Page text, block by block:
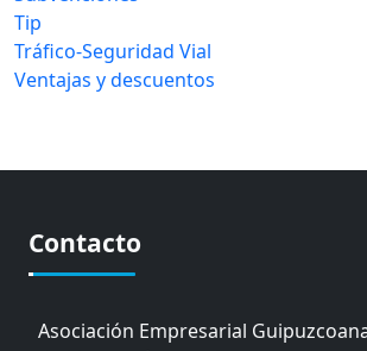
Tip
Tráfico-Seguridad Vial
Ventajas y descuentos
Contacto
Asociación Empresarial